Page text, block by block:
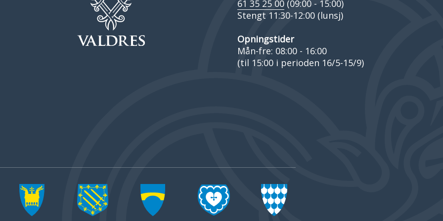
61 35 25 00 (09:00 - 15:00)
Stengt 11:30-12:00 (lunsj)
Opningstider
Mån-fre: 08:00 - 16:00
(til 15:00 i perioden 16/5-15/9)